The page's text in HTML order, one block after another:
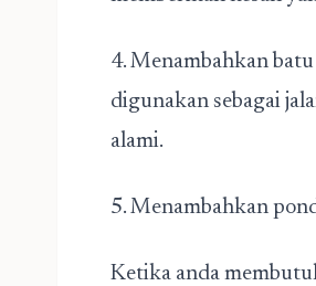
4. Menambahkan
digunakan sebagai
alami.
5. Menambahkan
Ketika anda